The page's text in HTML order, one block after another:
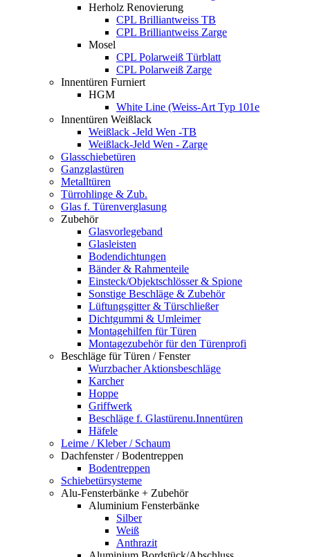
Herholz Renovierung
CPL Brilliantweiss TB
CPL Brilliantweiss Zarge
Mosel
CPL Polarweiß Türblatt
CPL Polarweiß Zarge
Innentüren Furniert
HGM
White Line (Weiss-Art Typ 101e
Innentüren Weißlack
Weißlack -Jeld Wen -TB
Weißlack-Jeld Wen - Zarge
Glasschiebetüren
Ganzglastüren
Metalltüren
Türrohlinge & Zub.
Glas f. Türenverglasung
Zubehör
Glasvorlegeband
Glasleisten
Bodendichtungen
Bänder & Rahmenteile
Einsteck/Objektschlösser & Spione
Sonstige Beschläge & Zubehör
Lüftungsgitter & Türschließer
Dichtgummi & Umleimer
Montagehilfen für Türen
Montagezubehör für den Türenprofi
Beschläge für Türen / Fenster
Wurzbacher Aktionsbeschläge
Karcher
Hoppe
Griffwerk
Beschläge f. Glastürenu.Innentüren
Häfele
Leime / Kleber / Schaum
Dachfenster / Bodentreppen
Bodentreppen
Schiebetürsysteme
Alu-Fensterbänke + Zubehör
Aluminium Fensterbänke
Silber
Weiß
Anthrazit